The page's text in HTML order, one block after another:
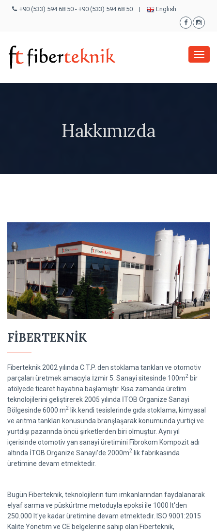
+90 (533) 594 68 50 - +90 (533) 594 68 50 | English
Menü
Hakkımızda
FİBERTEKNİK
Fiberteknik 2002 yılında C.T.P. den stoklama tankları ve otomotiv
parçaları üretmek amacıyla İzmir 5. Sanayi sitesinde 100m2 bir
atölyede ticaret hayatına başlamıştır. Kısa zamanda üretim
teknolojilerini geliştirerek 2005 yılında İTOB Organize Sanayi
Bölgesinde 6000 m2 lik kendi tesislerinde gıda stoklama, kimyasal
ve arıtma tankları konusunda branşlaşarak konumunda yurtiçi ve
yurtdışı pazarında öncü şirketlerden biri olmuştur. Aynı yıl
içerisinde otomotiv yan sanayi üretimini Fibrokom Kompozit adı
altında İTOB Organize Sanayi’de 2000m2 lik fabrikasında
üretimine devam etmektedir.
Bugün Fiberteknik, teknolojilerin tüm imkanlarından faydalanarak
elyaf sarma ve püskürtme metoduyla epoksi ile 1000 lt'den
250.000 lt'ye kadar üretimine devam etmektedir. ISO 9001:2015
Kalite Yönetim ve CE belgelerine sahip olan Fiberteknik,